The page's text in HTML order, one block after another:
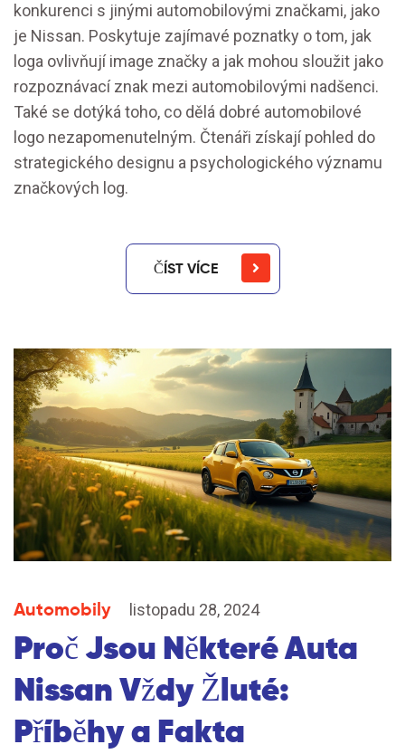
konkurenci s jinými automobilovými značkami, jako
je Nissan. Poskytuje zajímavé poznatky o tom, jak
loga ovlivňují image značky a jak mohou sloužit jako
rozpoznávací znak mezi automobilovými nadšenci.
Také se dotýká toho, co dělá dobré automobilové
logo nezapomenutelným. Čtenáři získají pohled do
strategického designu a psychologického významu
značkových log.
ČÍST VÍCE
Automobily listopadu 28, 2024
Proč Jsou Některé Auta
Nissan Vždy Žluté:
Příběhy a Fakta